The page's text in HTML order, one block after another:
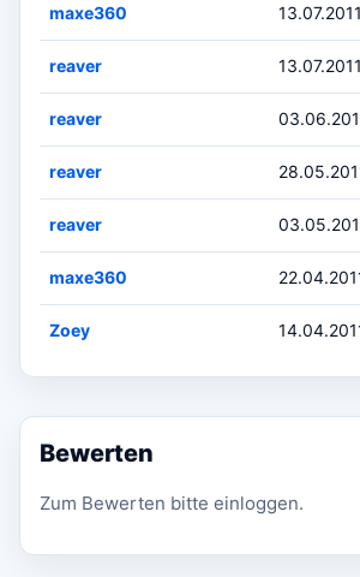
maxe360
reaver
reaver
reaver
reaver
maxe360
Zoey
Bewerten
Zum Bewerten bitte einloggen.